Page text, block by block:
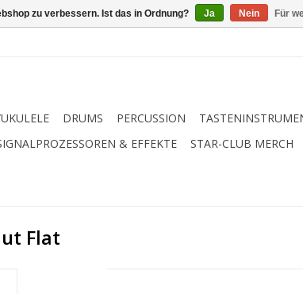
DRUMS PERCUSSION
& EFFEKTE STAR-CLUB MERCH
Flat
zu verbessern. Ist das in Ordnung? Ja Nein Für